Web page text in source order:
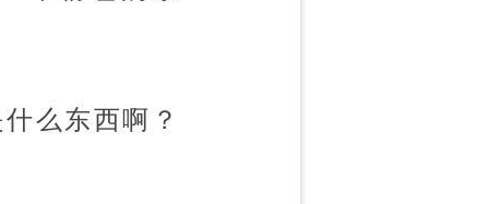
么东西啊？